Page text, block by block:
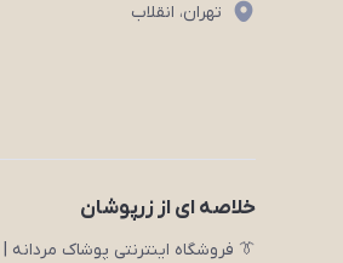
تهران، انقلاب
خلاصه ای از زرپوشان
👔 فروشگاه اینترنتی پوشاک